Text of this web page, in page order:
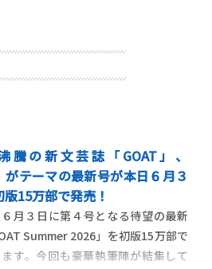
騰の新文芸誌「GOAT」、
がテーマの最新号が本日６月３
版15万部で発売！
月３日に第４号となる待望の最新
Summer 2026」を初版15万部で
す。今回も豪華執筆陣が結集して